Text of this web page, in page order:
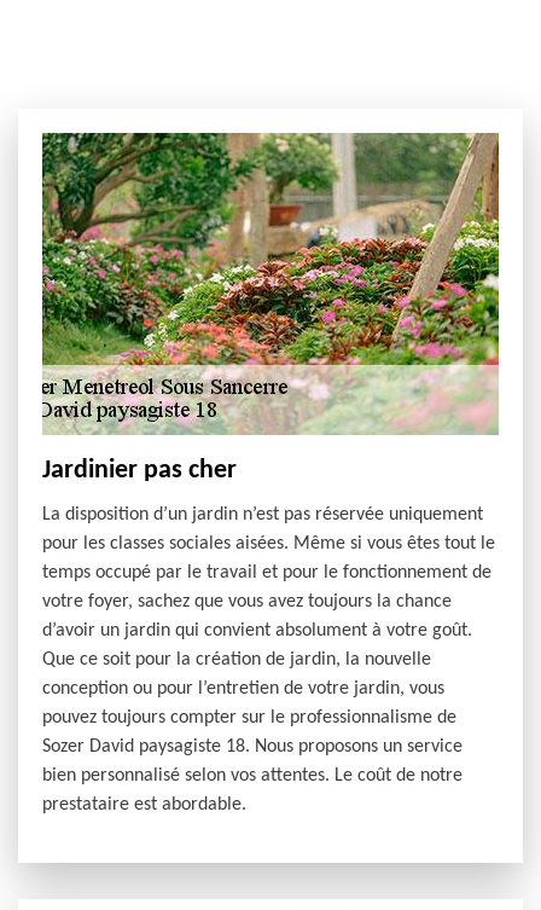
Jardinier pas cher
La disposition d’un jardin n’est pas réservée uniquement
pour les classes sociales aisées. Même si vous êtes tout le
temps occupé par le travail et pour le fonctionnement de
votre foyer, sachez que vous avez toujours la chance
d’avoir un jardin qui convient absolument à votre goût.
Que ce soit pour la création de jardin, la nouvelle
conception ou pour l’entretien de votre jardin, vous
pouvez toujours compter sur le professionnalisme de
Sozer David paysagiste 18. Nous proposons un service
bien personnalisé selon vos attentes. Le coût de notre
prestataire est abordable.